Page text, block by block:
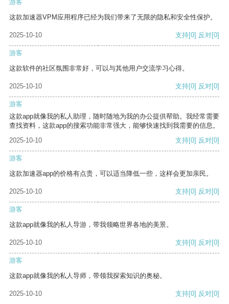
游客
这款加速器VPM应用程序已经为我们带来了无限的隐私和安全性保护。
2025-10-10 支持[0] 反对[0]
游客
这款软件的社区氛围非常好，可以与其他用户交流学习心得。
2025-10-10 支持[0] 反对[0]
游客
这款app就像我的私人助理，随时随地为我的办公提供帮助。我经常需要
查找资料，这款app的搜索功能非常强大，能够快速找到我需要的信息。
2025-10-10
支持[0] 反对[0]
游客
这款加速器app的价格有点贵，可以适当降低一些，这样会更加亲民。
2025-10-10 支持[0] 反对[0]
游客
这款app就像我的私人导游，带我领略世界各地的美景。
2025-10-10 支持[0] 反对[0]
游客
这款app就像我的私人导师，带领我探索知识的奥秘。
2025-10-10 支持[0] 反对[0]